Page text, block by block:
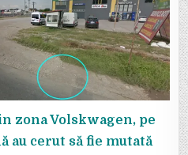
zona Volskwagen, pe
au cerut să fie mutată